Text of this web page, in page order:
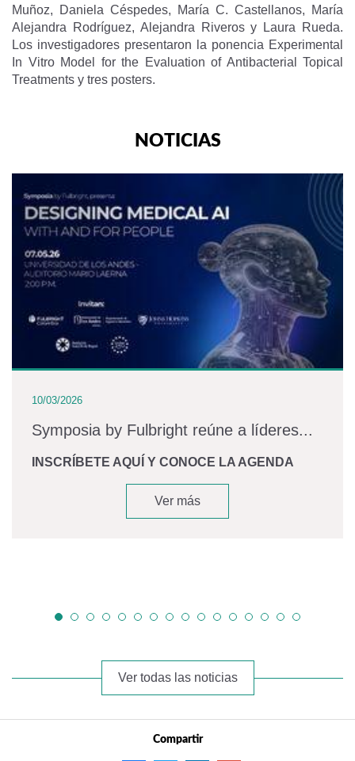
Muñoz, Daniela Céspedes, María C. Castellanos, María
Alejandra Rodríguez, Alejandra Riveros y Laura Rueda.
Los investigadores presentaron la ponencia Experimental
In Vitro Model for the Evaluation of Antibacterial Topical
Treatments y tres posters.
NOTICIAS
10/03/2026
Symposia by Fulbright reúne a líderes...
INSCRÍBETE AQUÍ Y CONOCE LA AGENDA
Ver más
Ver todas las noticias
Compartir